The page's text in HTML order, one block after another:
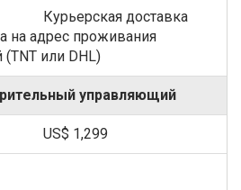
Курьерская доставка
на адрес проживания
или DHL)
управляющий
US$ 1,299